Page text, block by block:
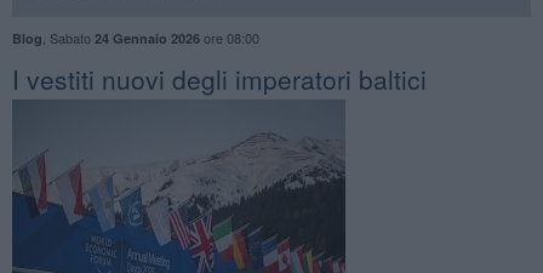
Blog Sabato 24 Gennaio 2026ore 08:00
​I vestiti nuovi degli imperatori baltici